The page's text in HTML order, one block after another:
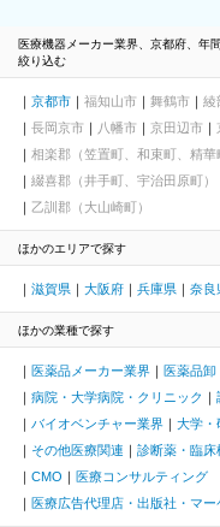
医療機器メーカー業界、京都府、年
絞り込む
京都市 福知山市 舞鶴市 綾
長岡京市
八幡市 京田辺市
相楽郡（笠置町、和束町、精華
綴喜郡（井手町、宇治田原町）
乙訓郡（大山崎町）
ほかのエリアで探す
滋賀県 大阪府 兵庫県 奈良
ほかの業種で探す
医薬品メーカー業界 医薬品卸
病院・大学病院・クリニック
バイオベンチャー業界
大学・
その他医療関連
診断薬・臨床
CMO
医療コンサルティング
医療広告代理店・出版社・マ